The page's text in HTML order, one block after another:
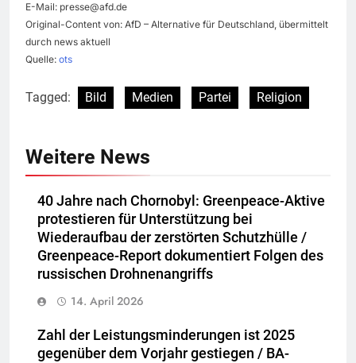
E-Mail: presse@afd.de
Original-Content von: AfD – Alternative für Deutschland, übermittelt
durch news aktuell
Quelle: ots
Tagged: Bild Medien Partei Religion
Weitere News
40 Jahre nach Chornobyl: Greenpeace-Aktive
protestieren für Unterstützung bei
Wiederaufbau der zerstörten Schutzhülle /
Greenpeace-Report dokumentiert Folgen des
russischen Drohnenangriffs
14. April 2026
Zahl der Leistungsminderungen ist 2025
gegenüber dem Vorjahr gestiegen / BA-